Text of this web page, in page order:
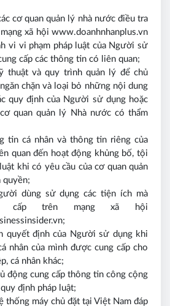
cơ quan quản lý nhà nước điều tra
xã hội www.doanhnhanplus.vn
vi vi phạm pháp luật của Người sử
cấp các thông tin có liên quan;
thuật và quy trình quản lý để chủ
chặn và loại bỏ những nội dung
quy định của Người sử dụng hoặc
quan quản lý Nhà nước có thẩm
tin cá nhân và thông tin riêng của
quan đến hoạt động khủng bố, tội
khi có yêu cầu của cơ quan quản
quyền;
dùng sử dụng các tiện ích mà
cấp trên mạng xã hội
quyết định của Người sử dụng khi
nhân của mình được cung cấp cho
cá nhân khác;
động cung cấp thông tin công cộng
định pháp luật;
thống máy chủ đặt tại Việt Nam đáp